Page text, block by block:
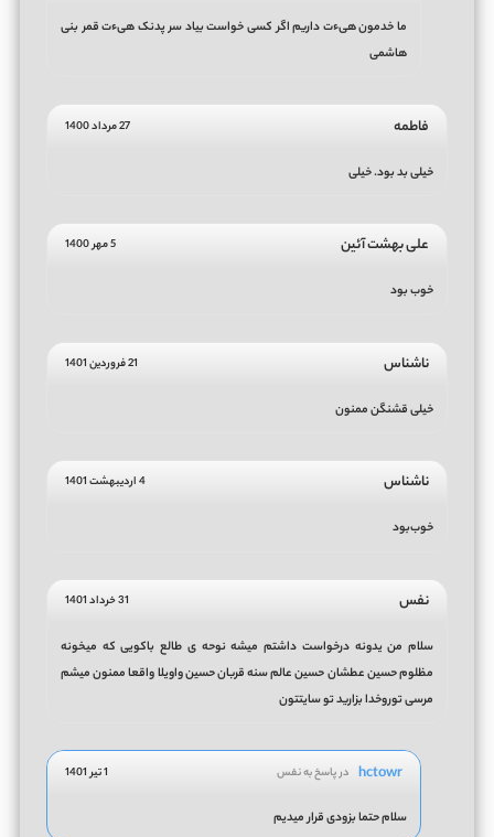
ما خدمون هیءت داریم اگر کسی خواست بیاد سر پدنک هیءت قمر بنی
هاشمی
فاطمه 27 مرداد 1400
خیلی بد بود. خیلی
علی بهشت آئین 5 مهر 1400
خوب بود
ناشناس 21 فروردین 1401
خیلی قشنگن ممنون
ناشناس 4 اردیبهشت 1401
خوب‌‌بود
نفس 31 خرداد 1401
سلام من یدونه درخواست داشتم میشه نوحه ی طالع باکویی که میخونه
مظلوم حسین عطشان حسین عالم سنه قربان حسین واویلا واقعا ممنون میشم
مرسی توروخدا بزارید تو سایتتون
hctowr در پاسخ به نفس 1 تیر 1401
سلام حتما بزودی قرار میدیم